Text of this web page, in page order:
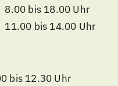
8.00 bis 18.00 Uhr
11.00 bis 14.00 Uhr
bis 12.30 Uhr